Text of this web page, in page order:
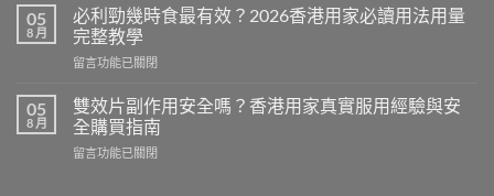
真
相：
香
港
家
實
與
印
度
威
而
評
價：
香
港
05
8 月
必利勁幾時食最有效？2026香港用家必讀用法用量
完整教學
在
利
勁
幾
時
留言功能已關閉
05
8 月
雙效片副作用安全嗎？香港用家真實服用經驗與安
全購買指南
在
留言功能已關閉